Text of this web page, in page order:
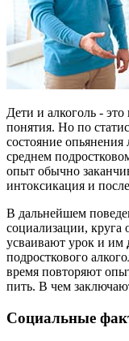
Дети и алкоголь -
понятия. Но по
состояние
среднем
опыт обычно
интоксикация и
В дальнейшем
социализации, круга
усваивают урок и им
подросткового
время повторяют
пить. В чем
Социальные